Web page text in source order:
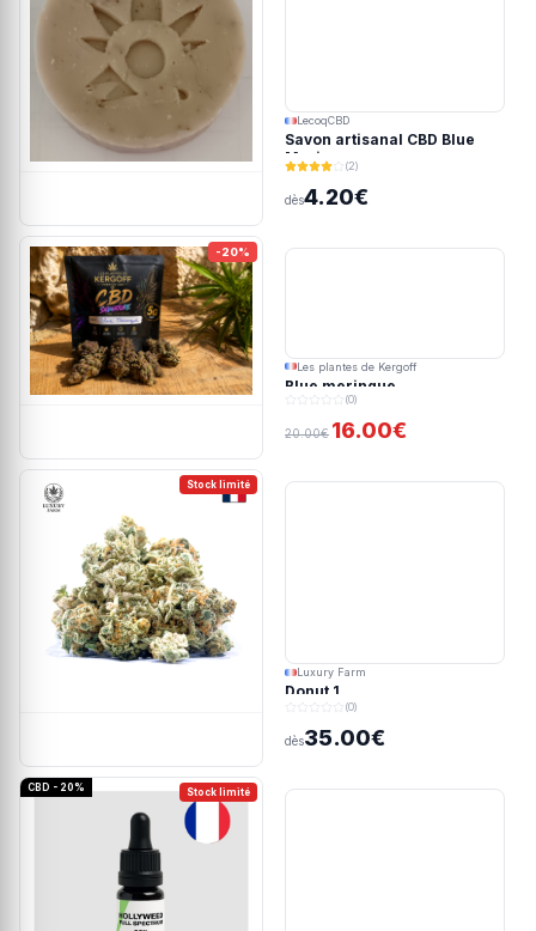
LecoqCBD
Savon artisanal CBD Blue
Meringue
(2)
dès4.20€
-20%
Les plantes de Kergoff
Blue meringue
(0)
20.00€ 16.00€
Stock limité
Luxury Farm
Donut 1
(0)
dès35.00€
Stock limité
CBD - 20%